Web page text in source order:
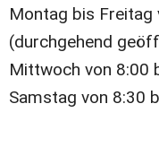
Montag bis Freitag
(durchgehend
Mittwoch von 8:00
Samstag von 8:30